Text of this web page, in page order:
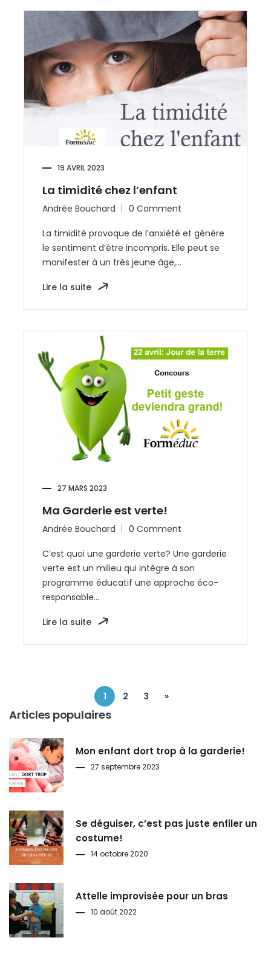
19 AVRIL 2023
La timidité chez l’enfant
Andrée Bouchard 0 Comment
La timidité provoque de l’anxiété et génère
le sentiment d’être incompris. Elle peut se
manifester à un très jeune âge,…
Lire la suite
27 MARS 2023
Ma Garderie est verte!
Andrée Bouchard 0 Comment
C’est quoi une garderie verte? Une garderie
verte est un milieu qui intègre à son
programme éducatif une approche éco-
responsable…
Lire la suite
1 2 3 »
Articles populaires
Mon enfant dort trop à la garderie!
27 septembre 2023
Se déguiser, c’est pas juste enfiler un
costume!
14 octobre 2020
Attelle improvisée pour un bras
10 août 2022